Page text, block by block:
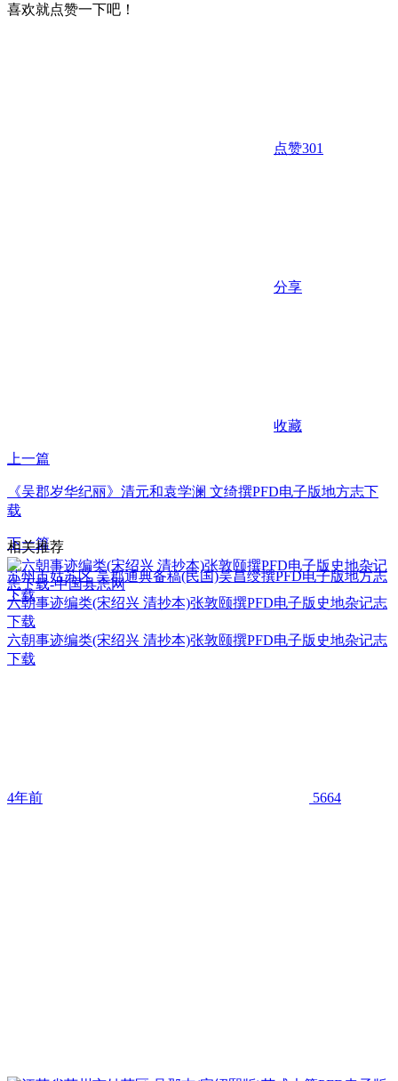
喜欢就点赞一下吧！
点赞301
分享
收藏
上一篇
《吴郡岁华纪丽》清元和袁学澜 文绮撰PFD电子版地方志下
载
下一篇
苏州市姑苏区 吴郡通典备稿(民国)吴昌绶撰PFD电子版地方志
下载
相关推荐
六朝事迹编类(宋绍兴 清抄本)张敦颐撰PFD电子版史地杂记志
下载
六朝事迹编类(宋绍兴 清抄本)张敦颐撰PFD电子版史地杂记志
下载
4年前 5664